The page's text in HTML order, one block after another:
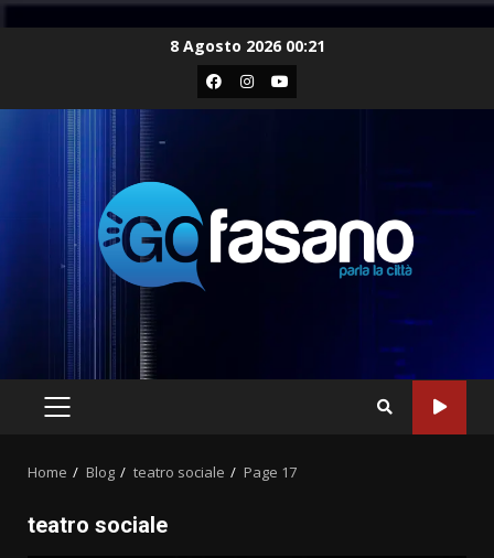
8 Agosto 2026 00:21
Facebook
Instagram
Youtube
PRIMARY
Home Blog teatro sociale Page 17
teatro sociale